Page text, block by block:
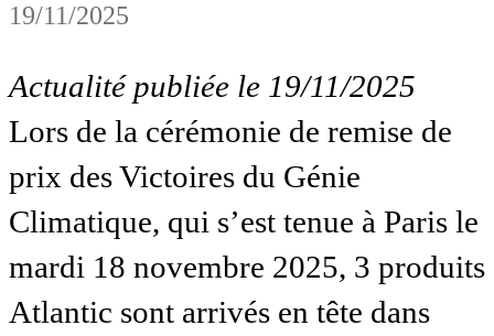
19/11/2025
Actualité publiée le 19/11/2025
Lors de la cérémonie de remise de
prix des Victoires du Génie
Climatique, qui s’est tenue à Paris le
mardi 18 novembre 2025, 3 produits
Atlantic sont arrivés en tête dans